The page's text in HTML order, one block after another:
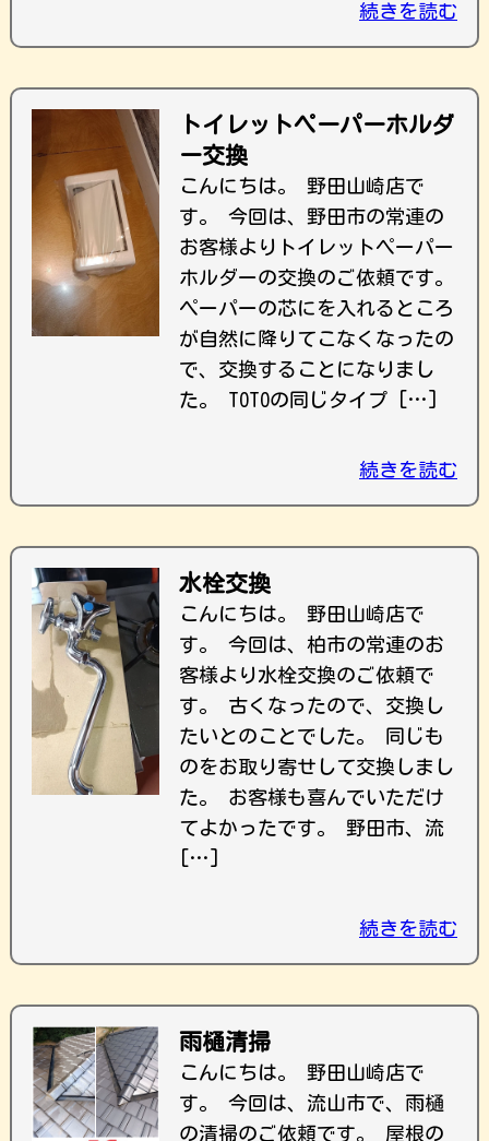
続きを読む
トイレットペーパーホルダ
ー交換
こんにちは。 野田山崎店で
す。 今回は、野田市の常連の
お客様よりトイレットペーパー
ホルダーの交換のご依頼です。
ペーパーの芯にを入れるところ
が自然に降りてこなくなったの
で、交換することになりまし
た。 TOTOの同じタイプ […]
続きを読む
水栓交換
こんにちは。 野田山崎店で
す。 今回は、柏市の常連のお
客様より水栓交換のご依頼で
す。 古くなったので、交換し
たいとのことでした。 同じも
のをお取り寄せして交換しまし
た。 お客様も喜んでいただけ
てよかったです。 野田市、流
[…]
続きを読む
雨樋清掃
こんにちは。 野田山崎店で
す。 今回は、流山市で、雨樋
の清掃のご依頼です。 屋根の